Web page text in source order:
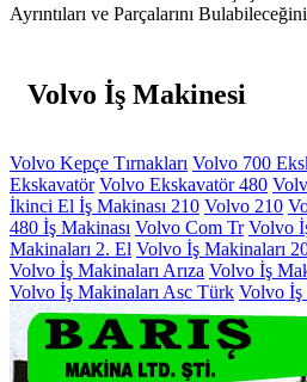
Ayrıntıları ve Parçalarını
Volvo İş Makinesi
Volvo Kepçe Tırnakları Volvo 700
Ekskavatör Volvo Ekskavatör 480
İkinci El İş Makinası 210 Volvo 210
480 İş Makinası Volvo Com Tr Volvo
Makinaları 2. El Volvo İş Makinaları
Volvo İş Makinaları Arıza Volvo İş
Volvo İş Makinaları Asc Türk Volvo İş